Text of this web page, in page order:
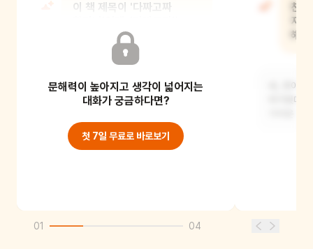
이 책 제목이 '다짜고짜
무슨 뜻일까요?
네, '다짜고짜'는 '아무 이유나 설명도
없이 갑자기'라는 뜻이에요. 할머니가
문해력이 높아지고 생각이 넓어지는
대화가 궁금하다면?
첫 7일 무료로 바로보기
찬
자
해
네, 찬이
따가웠대
01 04